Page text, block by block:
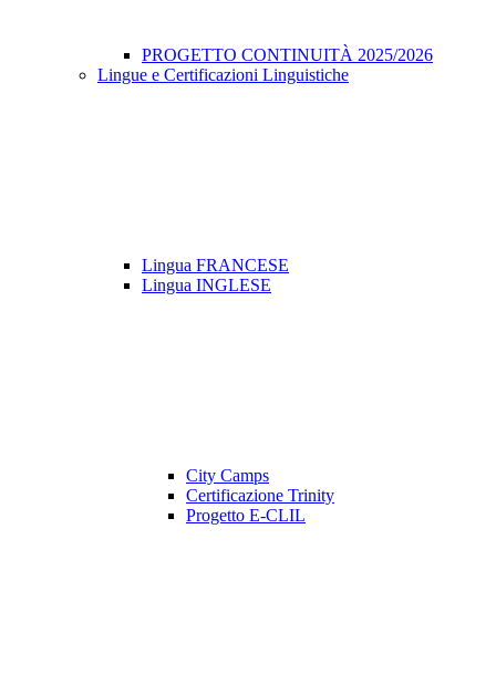
PROGETTO CONTINUITÀ 2025/2026
Lingue e Certificazioni Linguistiche
Lingua FRANCESE
Lingua INGLESE
City Camps
Certificazione Trinity
Progetto E-CLIL